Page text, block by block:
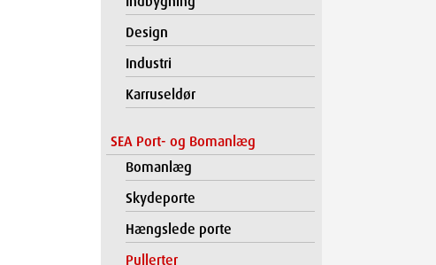
Design
Industri
Karruseldør
SEA Port- og Bomanlæg
Bomanlæg
Skydeporte
Hængslede porte
Pullerter